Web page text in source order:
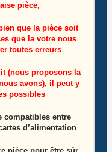
pièce,
que la pièce soit
que la votre nous
toutes erreurs
(nous proposons la
avons), il peut y
possibles
compatibles entre
d’alimentation
pièce pour être sûr